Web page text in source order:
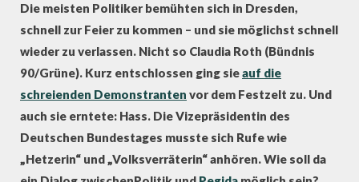
Die meisten Politiker bemühten sich in Dresden,
schnell zur Feier zu kommen – und sie möglichst schnell
wieder zu verlassen. Nicht so Claudia Roth (Bündnis
90/Grüne). Kurz entschlossen ging sieauf die
schreienden Demonstranten vor dem Festzelt zu. Und
auch sie erntete: Hass. Die Vizepräsidentin des
Deutschen Bundestages musste sich Rufe wie
„Hetzerin“ und „Volksverräterin“ anhören. Wie soll da